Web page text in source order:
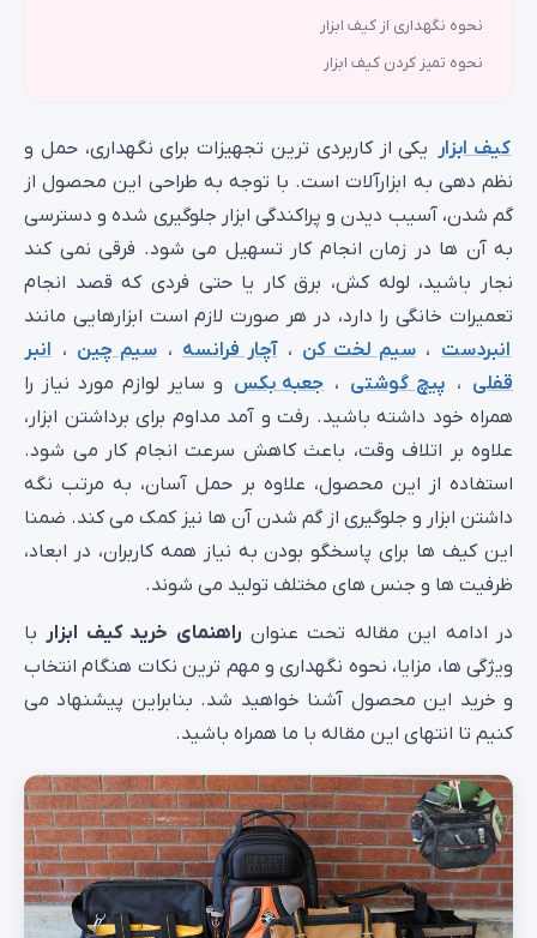
نحوه نگهداری از کیف ابزار
نحوه تمیز کردن کیف ابزار
کیف ابزار یکی از کاربردی‌ ترین تجهیزات برای نگهداری، حمل و
نظم‌ دهی به ابزارآلات است. با توجه به طراحی این محصول از
گم شدن، آسیب دیدن و پراکندگی ابزار جلوگیری شده و دسترسی
به آن‌ ها در زمان انجام کار تسهیل می شود. فرقی نمی‌ کند
نجار باشید، لوله‌ کش، برق‌ کار یا حتی فردی که قصد انجام
تعمیرات خانگی را دارد، در هر صورت لازم است ابزارهایی مانند
انبردست ، سیم لخت‌ کن ، آچار فرانسه ، سیم‌ چین ، انبر
قفلی ، پیچ گوشتی ، جعبه بکس و سایر لوازم مورد نیاز را
همراه خود داشته باشید. رفت‌ و آمد مداوم برای برداشتن ابزار،
علاوه بر اتلاف وقت، باعث کاهش سرعت انجام کار می‌ شود.
استفاده از این محصول، علاوه بر حمل آسان، به مرتب نگه
داشتن ابزار و جلوگیری از گم شدن آن‌ ها نیز کمک می‌ کند. ضمنا
این کیف ها برای پاسخگو بودن به نیاز همه کاربران، در ابعاد،
ظرفیت‌ ها و جنس‌ های مختلف تولید می‌ شوند.
در ادامه این مقاله تحت عنوان راهنمای خرید کیف ابزاربا
ویژگی‌ ها، مزایا، نحوه نگهداری و مهم‌ ترین نکات هنگام انتخاب
و خرید این محصول آشنا خواهید شد. بنابراین پیشنهاد می
کنیم تا انتهای این مقاله با ما همراه باشید.